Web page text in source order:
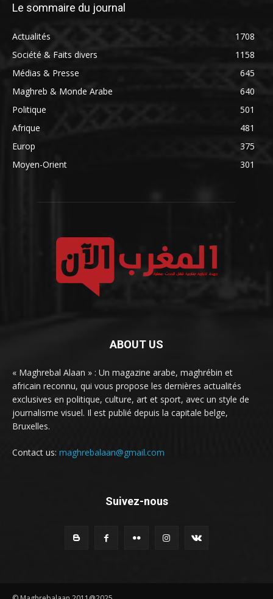
Le sommaire du journal
Actualités
1708
Société & Faits divers
1158
Médias & Presse
645
Maghreb & Monde Arabe
640
Politique
501
Afrique
481
Europ
375
Moyen-Orient
301
ABOUT US
« Maghrebal Alaan » : Un magazine arabe, maghrébin et
africain reconnu, qui vous propose les dernières actualités
exclusives en politique, culture, art et sport, avec un style de
journalisme visuel. Il est publié depuis la capitale belge,
Bruxelles.
Contact us: maghrebalaan@gmail.com
Suivez-nous